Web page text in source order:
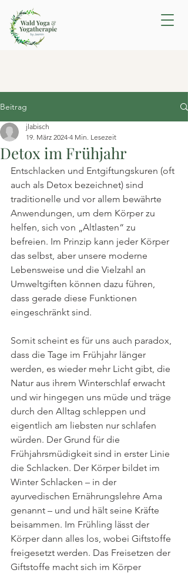
Beitrag
Detox im Frühjahr
jlabisch
19. März 2024 4 Min. Lesezeit
Entschlacken und Entgiftungskuren (oft
auch als Detox bezeichnet) sind
traditionelle und vor allem bewährte
Anwendungen, um dem Körper zu
helfen, sich von „Altlasten“ zu
befreien. Im Prinzip kann jeder Körper
das selbst, aber unsere moderne
Lebensweise und die Vielzahl an
Umweltgiften können dazu führen,
dass gerade diese Funktionen
eingeschränkt sind.
Somit scheint es für uns auch paradox,
dass die Tage im Frühjahr länger
werden, es wieder mehr Licht gibt, die
Natur aus ihrem Winterschlaf erwacht
und wir hingegen uns müde und träge
durch den Alltag schleppen und
eigentlich am liebsten nur schlafen
würden. Der Grund für die
Frühjahrsmüdigkeit sind in erster Linie
die Schlacken. Der Körper bildet im
Winter Schlacken – in der
ayurvedischen Ernährungslehre Ama
genannt – und und hält seine Kräfte
beisammen. Im Frühling lässt der
Körper dann alles los, wobei Giftstoffe
freigesetzt werden. Das Freisetzen der
Giftstoffe macht sich im Körper